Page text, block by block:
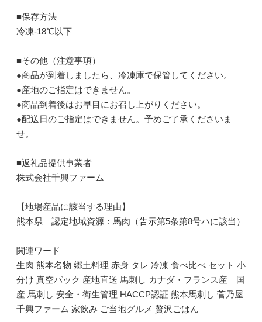
■保存方法
冷凍-18℃以下
■その他（注意事項）
●商品が到着しましたら、冷凍庫で保管してください。
●産地のご指定はできません。
●商品到着後はお早目にお召し上がりください。
●配送日のご指定はできません。予めご了承くださいま
せ。
■返礼品提供事業者
株式会社千興ファーム
【地場産品に該当する理由】
熊本県 認定地域資源：馬肉（告示第5条第8号ハに該当）
関連ワード
生肉 熊本名物 郷土料理 赤身 タレ 冷凍 食べ比べ セット 小
分け 真空パック 産地直送 馬刺し カナダ・フランス産 国
産 馬刺し 安全・衛生管理 HACCP認証 熊本馬刺し 菅乃屋
千興ファーム 家飲み ご当地グルメ 贅沢ごはん